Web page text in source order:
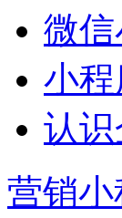
微
小
认
营销小